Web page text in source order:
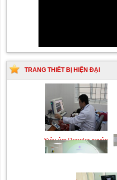
TRANG THIẾT BỊ HIỆN ĐẠI
Siêu âm Doppler xuyên
sọ